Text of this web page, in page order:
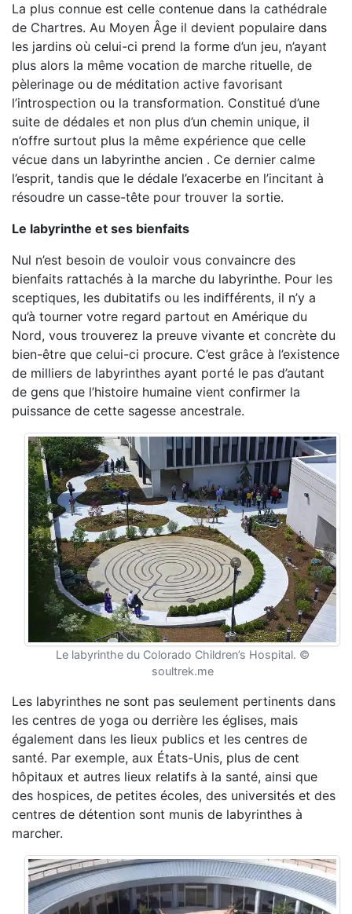
La plus connue est celle contenue dans la cathédrale
de Chartres. Au Moyen Âge il devient populaire dans
les jardins où celui-ci prend la forme d’un jeu, n’ayant
plus alors la même vocation de marche rituelle, de
pèlerinage ou de méditation active favorisant
l’introspection ou la transformation. Constitué d’une
suite de dédales et non plus d’un chemin unique, il
n’offre surtout plus la même expérience que celle
vécue dans un labyrinthe ancien . Ce dernier calme
l’esprit, tandis que le dédale l’exacerbe en l’incitant à
résoudre un casse-tête pour trouver la sortie.
Le labyrinthe et ses bienfaits
Nul n’est besoin de vouloir vous convaincre des
bienfaits rattachés à la marche du labyrinthe. Pour les
sceptiques, les dubitatifs ou les indifférents, il n’y a
qu’à tourner votre regard partout en Amérique du
Nord, vous trouverez la preuve vivante et concrète du
bien-être que celui-ci procure. C’est grâce à l’existence
de milliers de labyrinthes ayant porté le pas d’autant
de gens que l’histoire humaine vient confirmer la
puissance de cette sagesse ancestrale.
Le labyrinthe du Colorado Children’s Hospital. ©
soultrek.me
Les labyrinthes ne sont pas seulement pertinents dans
les centres de yoga ou derrière les églises, mais
également dans les lieux publics et les centres de
santé. Par exemple, aux États-Unis, plus de cent
hôpitaux et autres lieux relatifs à la santé, ainsi que
des hospices, de petites écoles, des universités et des
centres de détention sont munis de labyrinthes à
marcher.